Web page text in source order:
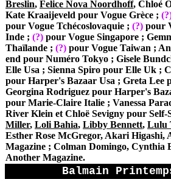
Breslin, Felice Nova Noordhoff, Chloé
Kate Kraaijeveld pour Vogue Grèce ;
pour Vogue Tchécoslovaquie ; (?) pour
Inde ; (?) pour Vogue Singapore ;
Thaïlande ; (?) pour Vogue Taiwan ;
end pour Numéro Tokyo ; Gisele
Elle Usa ; Sienna Spiro pour Elle Uk ;
pour Harper's Bazaar Usa ; Greta
Georgina Rodriguez pour Harper's
pour Marie-Claire Italie ; Vanessa
River Klein et Chloë Sevigny pour Self-
Miller, Loli Bahia, Libby Bennett, Lulu
Esther Rose McGregor, Akari Higashi,
Magazine ; Colman Domingo, Cynthia
Another Magazine.
Balmain